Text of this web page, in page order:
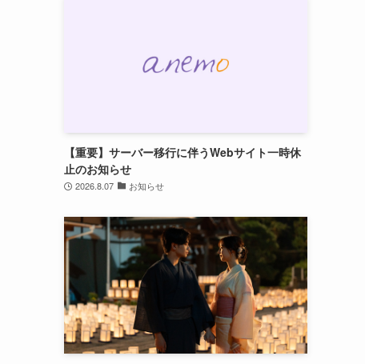
【重要】サーバー移行に伴うWebサイト一時休
止のお知らせ
2026.8.07 お知らせ